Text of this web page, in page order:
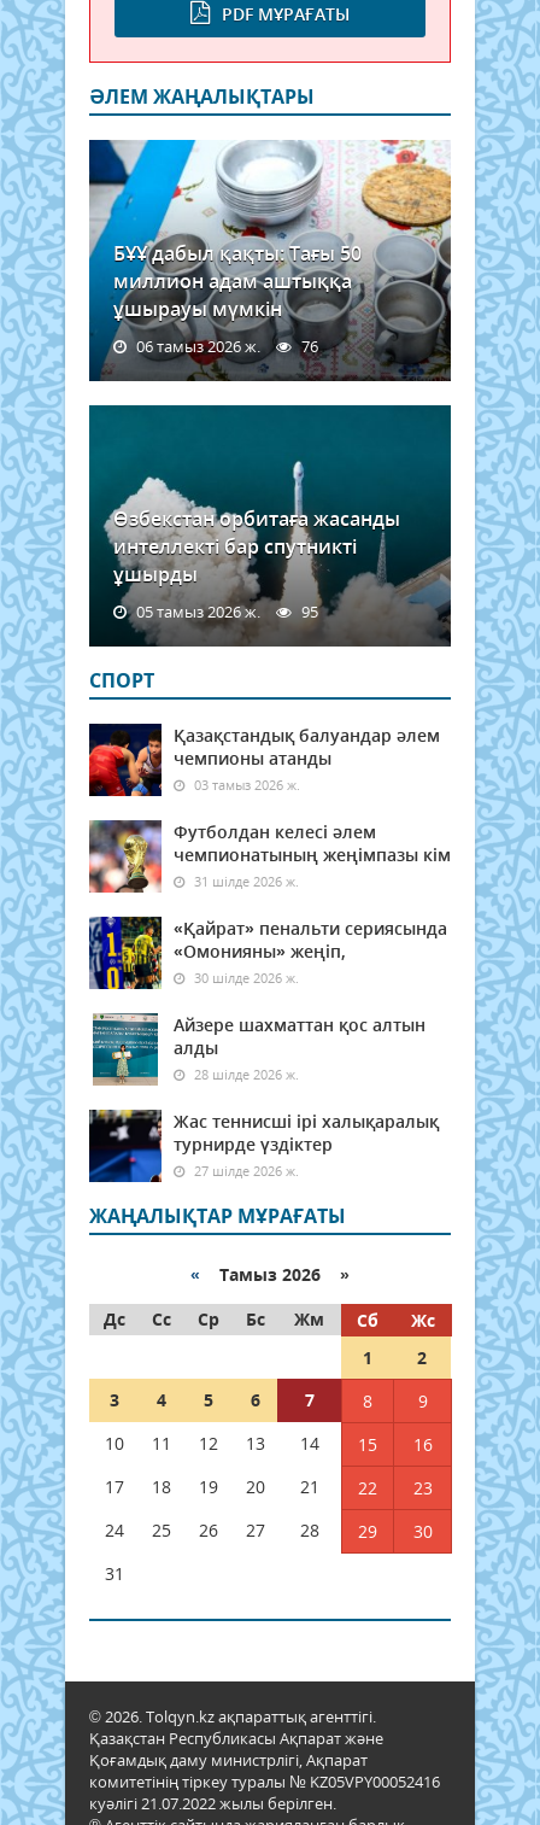
PDF МҰРАҒАТЫ
ӘЛЕМ ЖАҢАЛЫҚТАРЫ
БҰҰ дабыл қақты: Тағы 50
миллион адам аштыққа
ұшырауы мүмкін
06 тамыз 2026 ж. 76
Өзбекстан орбитаға жасанды
интеллекті бар спутникті
ұшырды
05 тамыз 2026 ж. 95
СПОРТ
Қазақстандық балуандар әлем
чемпионы атанды
03 тамыз 2026 ж.
Футболдан келесі әлем
чемпионатының жеңімпазы кім
31 шілде 2026 ж.
«Қайрат» пенальти сериясында
«Омонияны» жеңіп,
30 шілде 2026 ж.
Айзере шахматтан қос алтын
алды
28 шілде 2026 ж.
Жас теннисші ірі халықаралық
турнирде үздіктер
27 шілде 2026 ж.
ЖАҢАЛЫҚТАР МҰРАҒАТЫ
« Тамыз 2026 »
Дс
Сс Ср Бс Жм Сб
Жс
1
2
3
4 5 6 7 8
9
10
11 12 13 14 15
16
17
18 19 20 21 22
23
24
25 26 27 28 29
30
31
© 2026. Tolqyn.kz ақпараттық агенттігі.
Қазақстан Республикасы Ақпарат және
Қоғамдық даму министрлігі, Ақпарат
комитетінің тіркеу туралы № KZ05VPY00052416
куәлігі 21.07.2022 жылы берілген.